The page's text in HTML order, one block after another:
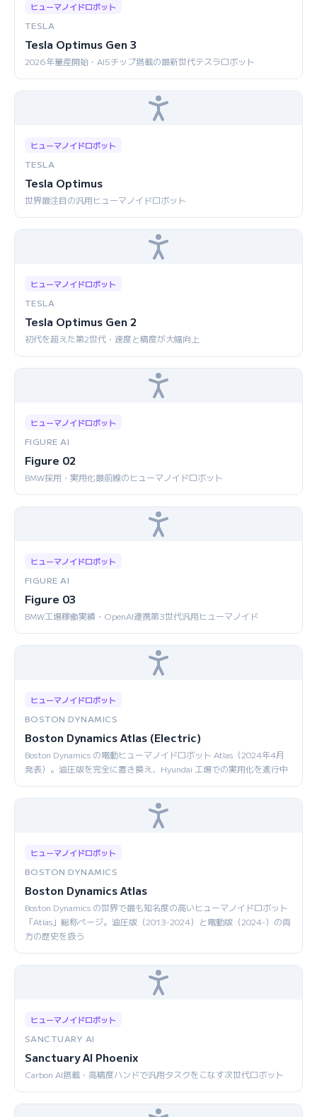
ヒューマノイドロボット
TESLA
Tesla Optimus Gen 3
2026年量産開始・AI5チップ搭載の最新世代テスラロボット
ヒューマノイドロボット
TESLA
Tesla Optimus
世界最注目の汎用ヒューマノイドロボット
ヒューマノイドロボット
TESLA
Tesla Optimus Gen 2
初代を超えた第2世代・速度と精度が大幅向上
ヒューマノイドロボット
FIGURE AI
Figure 02
BMW採用・実用化最前線のヒューマノイドロボット
ヒューマノイドロボット
FIGURE AI
Figure 03
BMW工場稼働実績・OpenAI連携第3世代汎用ヒューマノイド
ヒューマノイドロボット
BOSTON DYNAMICS
Boston Dynamics Atlas (Electric)
Boston Dynamics の電動ヒューマノイドロボット Atlas（2024年4月
発表）。油圧版を完全に置き換え、Hyundai 工場での実用化を進行中
ヒューマノイドロボット
BOSTON DYNAMICS
Boston Dynamics Atlas
Boston Dynamics の世界で最も知名度の高いヒューマノイドロボット
「Atlas」総称ページ。油圧版（2013-2024）と電動版（2024-）の両
方の歴史を扱う
ヒューマノイドロボット
SANCTUARY AI
Sanctuary AI Phoenix
Carbon AI搭載・高精度ハンドで汎用タスクをこなす次世代ロボット